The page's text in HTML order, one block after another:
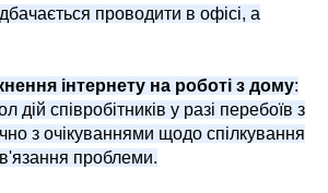
проводити в офісі, а
інтернету на роботі з дому:
дій співробітників у разі перебоїв з
з очікуваннями щодо спілкування
проблеми.